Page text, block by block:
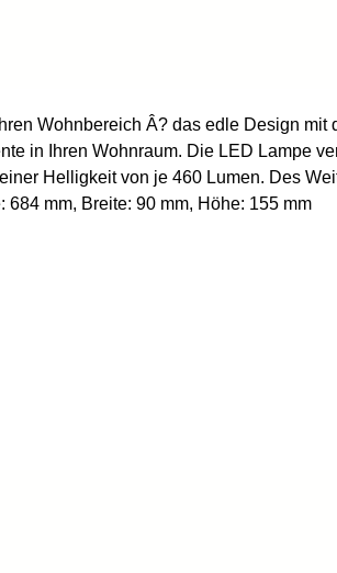
Wohnbereich Â? das edle Design mit
in Ihren Wohnraum. Die LED Lampe
Helligkeit von je 460 Lumen. Des
mm, Breite: 90 mm, Höhe: 155 mm